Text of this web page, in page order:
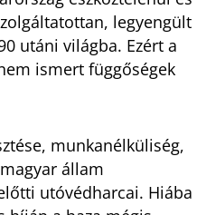
legyengült
utáni világba. Ezért a
ismert függőségek
munkanélküliség,
állam
utóvédharcai. Hiába